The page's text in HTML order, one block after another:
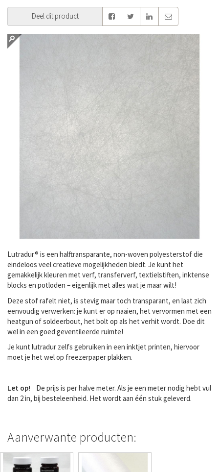
Deel dit product
Lutradur® is een halftransparante, non-woven polyesterstof die
eindeloos veel creatieve mogelijkheden biedt. Je kunt het
gemakkelijk kleuren met verf, transferverf, textielstiften, inktense
blocks en potloden – eigenlijk met alles wat je maar wilt!
Deze stof rafelt niet, is stevig maar toch transparant, en laat zich
eenvoudig verwerken: je kunt er op naaien, het vervormen met een
heatgun of soldeerbout, het bolt op als het verhit wordt. Doe dit
wel in een goed geventileerde ruimte!
Je kunt lutradur zelfs gebruiken in een inktjet printen, hiervoor
moet je het wel op freezerpaper plakken.
Let op!
De prijs is per halve meter. Als je een meter nodig hebt vul
dan 2 in, bij besteleenheid. Het wordt aan één stuk geleverd.
Aanverwante producten: